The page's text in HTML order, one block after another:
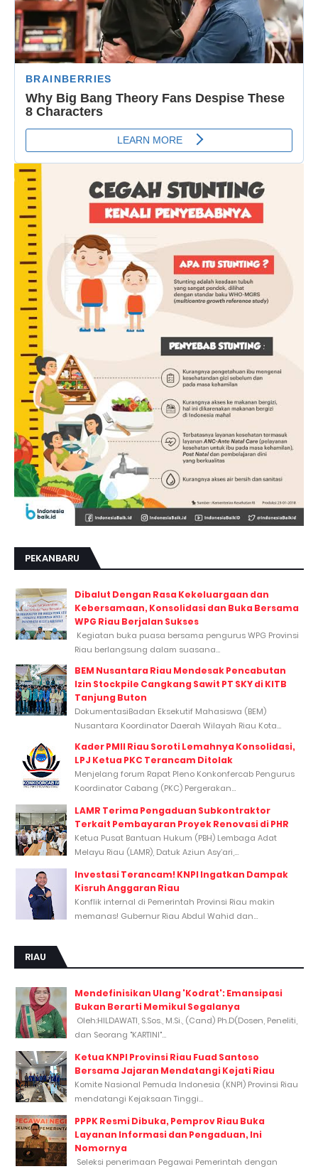
PEKANBARU
Dibalut Dengan Rasa Kekeluargaan dan
Kebersamaan, Konsolidasi dan Buka Bersama
WPG Riau Berjalan Sukses
Kegiatan buka puasa bersama pengurus WPG Provinsi
Riau berlangsung dalam suasana...
BEM Nusantara Riau Mendesak Pencabutan
Izin Stockpile Cangkang Sawit PT SKY di KITB
Tanjung Buton
DokumentasiBadan Eksekutif Mahasiswa (BEM)
Nusantara Koordinator Daerah Wilayah Riau Kota...
Kader PMII Riau Soroti Lemahnya Konsolidasi,
LPJ Ketua PKC Terancam Ditolak
Menjelang forum Rapat Pleno Konkonfercab Pengurus
Koordinator Cabang (PKC) Pergerakan...
LAMR Terima Pengaduan Subkontraktor
Terkait Pembayaran Proyek Renovasi di PHR
Ketua Pusat Bantuan Hukum (PBH) Lembaga Adat
Melayu Riau (LAMR), Datuk Aziun Asy’ari,...
Investasi Terancam! KNPI Ingatkan Dampak
Kisruh Anggaran Riau
Konflik internal di Pemerintah Provinsi Riau makin
memanas! Gubernur Riau Abdul Wahid dan...
RIAU
Mendefinisikan Ulang 'Kodrat': Emansipasi
Bukan Berarti Memikul Segalanya
Oleh:HILDAWATI, S.Sos., M.Si., (Cand) Ph.D(Dosen, Peneliti,
dan Seorang "KARTINI"...
Ketua KNPI Provinsi Riau Fuad Santoso
Bersama Jajaran Mendatangi Kejati Riau
Komite Nasional Pemuda Indonesia (KNPI) Provinsi Riau
mendatangi Kejaksaan Tinggi...
PPPK Resmi Dibuka, Pemprov Riau Buka
Layanan Informasi dan Pengaduan, Ini
Nomornya
Seleksi penerimaan Pegawai Pemerintah dengan